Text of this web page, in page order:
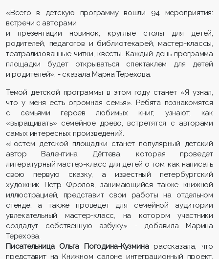
«Всего в детскую программу вошли 94 мероприятия:
встречи с авторами
и презентации новинок, круглые столы для детей,
родителей, педагогов и библиотекарей, мастер-классы,
театрализованные читки, квесты. Каждый день программа
площадки будет открываться спектаклем для детей
и родителей», - сказала Марна Терехова.
Темой детской программы в этом году станет «Я узнал,
что у меня есть огромная семья». Ребята познакомятся
с семьями героев любимых книг, узнают, как
«выращивать» семейное древо, встретятся с авторами
самых интересных произведений.
«Гостем детской площадки станет популярный детский
автор Валентина Дёгтева, которая проведет
литературный мастер-класс для детей о том, как написать
свою первую сказку, а известный петербургский
художник Петр Фролов, занимающийся также книжной
иллюстрацией, представит свои работы на отдельном
стенде, а также проведет для семейной аудитории
увлекательный мастер-класс, на котором участники
создадут собственную азбуку» - добавила Марина
Терехова.
Писательница Ольга Погодина-Кузминарассказала, что
представит на Книжном салоне интеграционный проект,